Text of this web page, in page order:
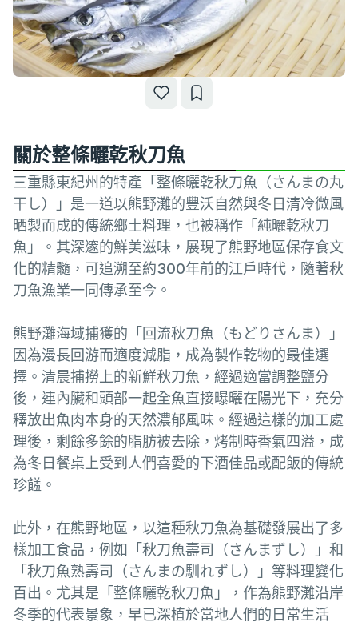
關於整條曬乾秋刀魚
三重縣東紀州的特產「整條曬乾秋刀魚（さんまの丸
干し）」是一道以熊野灘的豐沃自然與冬日清冷微風
晒製而成的傳統鄉土料理，也被稱作「純曬乾秋刀
魚」。其深邃的鮮美滋味，展現了熊野地區保存食文
化的精髓，可追溯至約300年前的江戶時代，隨著秋
刀魚漁業一同傳承至今。
熊野灘海域捕獲的「回流秋刀魚（もどりさんま）」
因為漫長回游而適度減脂，成為製作乾物的最佳選
擇。清晨捕撈上的新鮮秋刀魚，經過適當調整鹽分
後，連內臟和頭部一起全魚直接曝曬在陽光下，充分
釋放出魚肉本身的天然濃郁風味。經過這樣的加工處
理後，剩餘多餘的脂肪被去除，烤制時香氣四溢，成
為冬日餐桌上受到人們喜愛的下酒佳品或配飯的傳統
珍饈。
此外，在熊野地區，以這種秋刀魚為基礎發展出了多
樣加工食品，例如「秋刀魚壽司（さんまずし）」和
「秋刀魚熟壽司（さんまの馴れずし）」等料理變化
百出。尤其是「整條曬乾秋刀魚」，作為熊野灘沿岸
冬季的代表景象，早已深植於當地人們的日常生活